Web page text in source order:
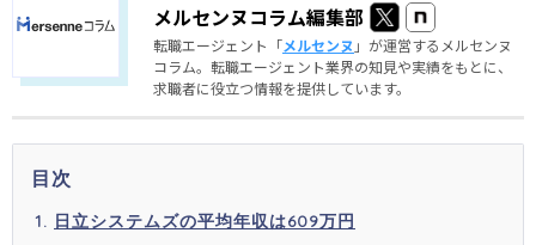
メルセンヌコラム編集部
転職エージェント「メルセンヌ 」が運営するメルセンヌ
コラム。転職エージェント業界の知見や実績をもとに、
求職者に役立つ情報を提供しています。
目次
日立システムズの平均年収は609万円